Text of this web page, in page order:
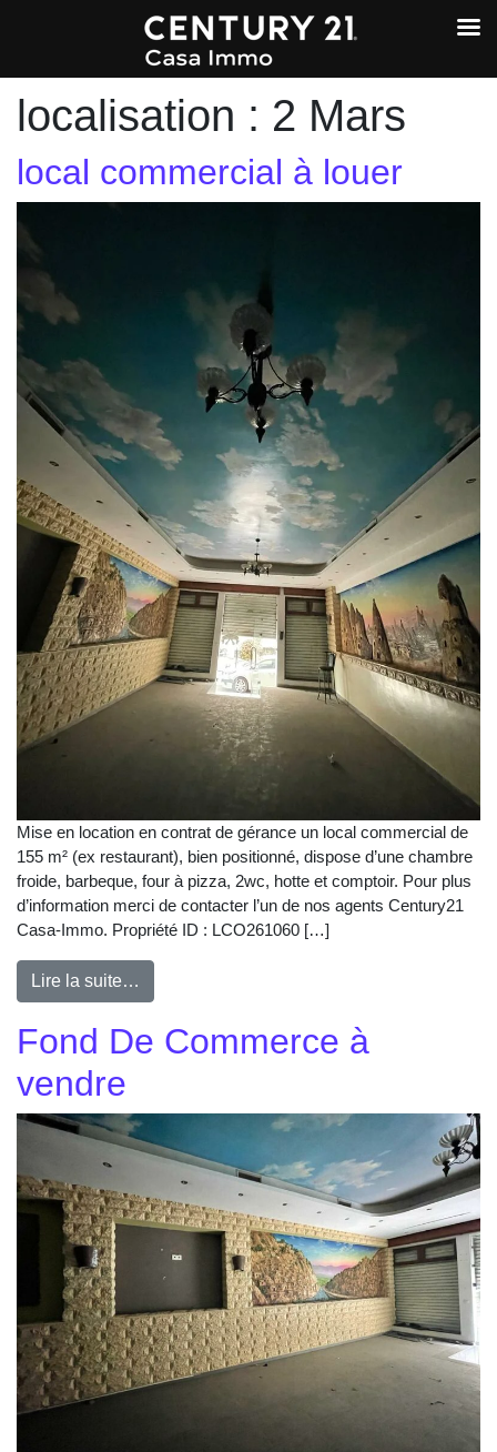
localisation : 2 Mars
local commercial à louer
Mise en location en contrat de gérance un local commercial de
155 m² (ex restaurant), bien positionné, dispose d’une chambre
froide, barbeque, four à pizza, 2wc, hotte et comptoir. Pour plus
d’information merci de contacter l’un de nos agents Century21
Casa-Immo. Propriété ID : LCO261060 […]
Lire la suite…
Fond De Commerce à
vendre